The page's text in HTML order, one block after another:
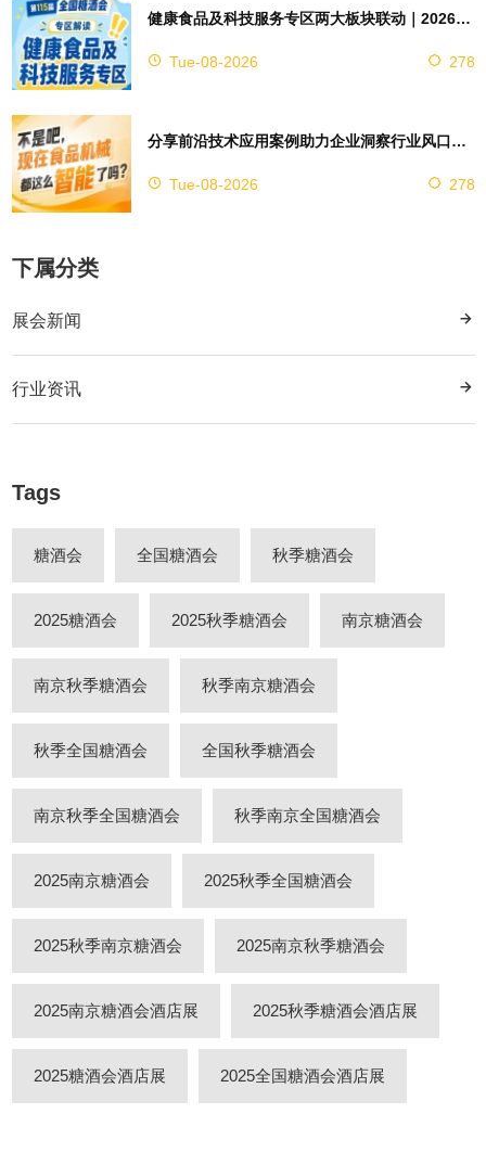
健康食品及科技服务专区两大板块联动｜2026南京秋糖实现双向赋能助力企业对接技术资源
Tue-08-2026 278
分享前沿技术应用案例助力企业洞察行业风口，2026南京秋糖9号馆赋能创新
Tue-08-2026 278
下属分类
展会新闻
行业资讯
Tags
糖酒会 全国糖酒会 秋季糖酒会
2025糖酒会 2025秋季糖酒会 南京糖酒会
南京秋季糖酒会 秋季南京糖酒会
秋季全国糖酒会 全国秋季糖酒会
南京秋季全国糖酒会 秋季南京全国糖酒会
2025南京糖酒会 2025秋季全国糖酒会
2025秋季南京糖酒会 2025南京秋季糖酒会
2025南京糖酒会酒店展 2025秋季糖酒会酒店展
2025糖酒会酒店展 2025全国糖酒会酒店展